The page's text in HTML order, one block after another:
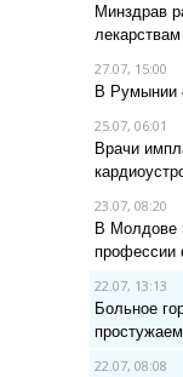
Минздрав
27.07, 15:00
В Румынии
25.07, 06:01
Врачи
23.07, 08:20
В Молдове
профессии
22.07, 13:13
Больное
22.07, 08:08